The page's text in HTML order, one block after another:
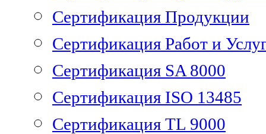
Сертификация Продукции
Сертификация Работ и
Сертификация SA 8000
Сертификация ISO 13485
Сертификация TL 9000